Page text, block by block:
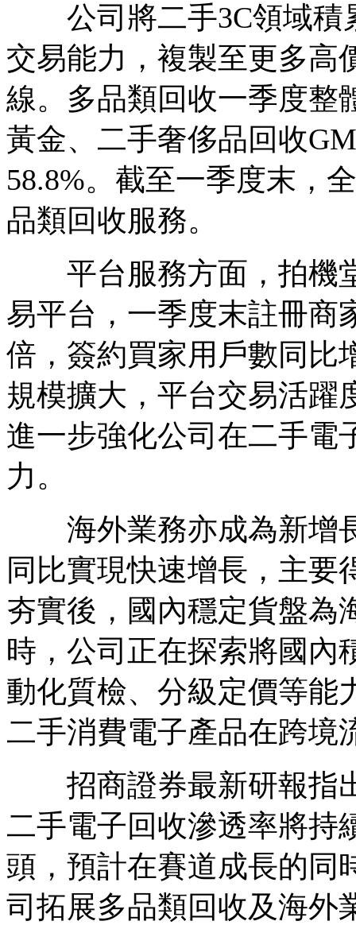
公司將二手3C領域積
交易能力，複製至更多高
線。多品類回收一季度整
黃金、二手奢侈品回收
58.8%。截至一季度末，
品類回收服務。
平台服務方面，拍機堂
易平台，一季度末註冊商
倍，簽約買家用戶數同比
規模擴大，平台交易活躍
進一步強化公司在二手電
力。
海外業務亦成為新增
同比實現快速增長，主要
夯實後，國內穩定貨盤為
時，公司正在探索將國內
動化質檢、分級定價等能
二手消費電子產品在跨境
招商證券最新研報指
二手電子回收滲透率將持
頭，預計在賽道成長的同
司拓展多品類回收及海外